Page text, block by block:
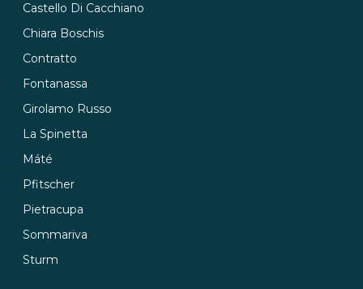
Castello Di Cacchiano
Chiara Boschis
Contratto
Fontanassa
Girolamo Russo
La Spinetta
Máté
Pfitscher
Pietracupa
Sommariva
Sturm